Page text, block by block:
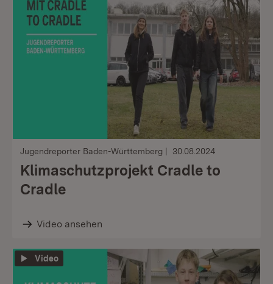
Jugendreporter Baden-Württemberg 30.08.2024
Klimaschutzprojekt Cradle to
Cradle
Video ansehen
Video